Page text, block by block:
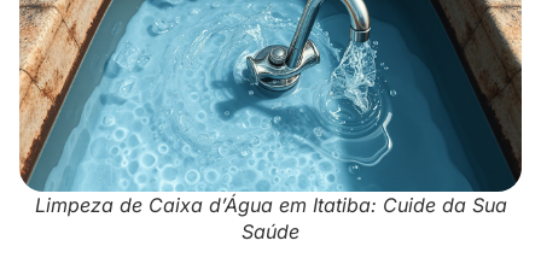
Limpeza de Caixa d’Água em Itatiba: Cuide da Sua
Saúde